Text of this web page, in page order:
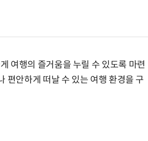
여행의 즐거움을 누릴 수 있도록 마련
편안하게 떠날 수 있는 여행 환경을 구